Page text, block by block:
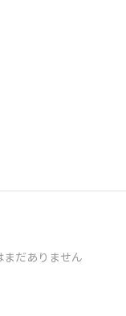
まだありません